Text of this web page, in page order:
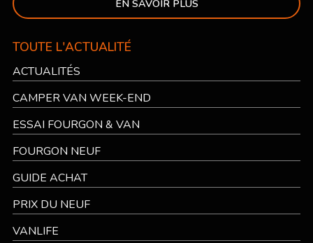
EN SAVOIR PLUS
TOUTE L'ACTUALITÉ
ACTUALITÉS
CAMPER VAN WEEK-END
ESSAI FOURGON & VAN
FOURGON NEUF
GUIDE ACHAT
PRIX DU NEUF
VANLIFE